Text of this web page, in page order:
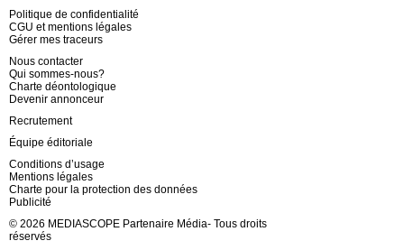
Politique de confidentialité
CGU et mentions légales
Gérer mes traceurs
Nous contacter
Qui sommes-nous?
Charte déontologique
Devenir annonceur
Recrutement
Équipe éditoriale
Conditions d’usage
Mentions légales
Charte pour la protection des données
Publicité
© 2026 MEDIASCOPE Partenaire Média- Tous droits
réservés